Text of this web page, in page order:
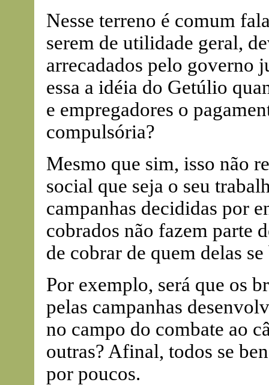
Nesse terreno é comum
serem de utilidade geral,
arrecadados pelo governo
essa a idéia do Getúlio
e empregadores o
compulsória?
Mesmo que sim, isso não
social que seja o seu
campanhas decididas por
cobrados não fazem parte
de cobrar de quem delas
Por exemplo, será que os
pelas campanhas
no campo do combate ao
outras? Afinal, todos se
por poucos.